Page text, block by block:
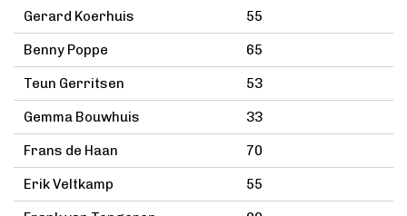
Gerard Koerhuis 55
Benny Poppe 65
Teun Gerritsen 53
Gemma Bouwhuis 33
Frans de Haan 70
Erik Veltkamp 55